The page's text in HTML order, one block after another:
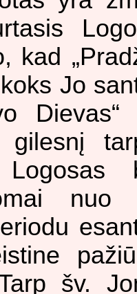
kad
Jo
šv.